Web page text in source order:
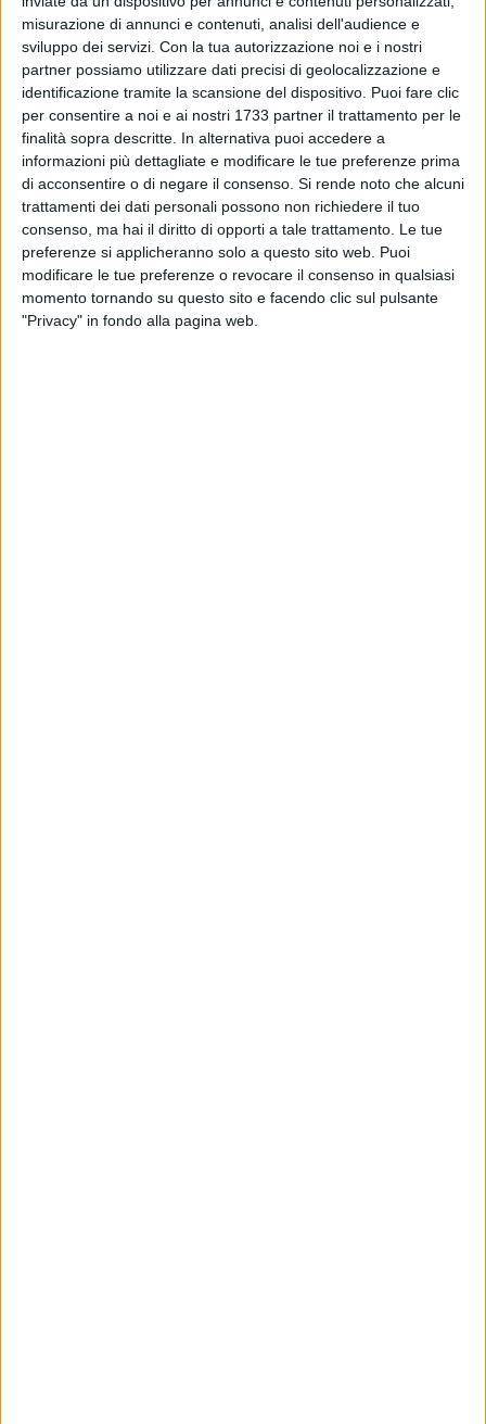
misurazione di annunci e contenuti, analisi dell'audience e
sviluppo dei servizi. Con la tua autorizzazione noi e i nostri
partner possiamo utilizzare dati precisi di geolocalizzazione e
identificazione tramite la scansione del dispositivo. Puoi fare clic
per consentire a noi e ai nostri 1733 partner il trattamento per le
finalità sopra descritte. In alternativa puoi accedere a
informazioni più dettagliate e modificare le tue preferenze prima
di acconsentire o di negare il consenso. Si rende noto che alcuni
trattamenti dei dati personali possono non richiedere il tuo
consenso, ma hai il diritto di opporti a tale trattamento. Le tue
preferenze si applicheranno solo a questo sito web. Puoi
modificare le tue preferenze o revocare il consenso in qualsiasi
momento tornando su questo sito e facendo clic sul pulsante
"Privacy" in fondo alla pagina web.
stesso ha chiesto insistentemente di poter lavare il vetro del
mezzo. Di fronte al rifiuto del conducente, l'extracomunitario
ha reagito violentemente colpendo la portiera ed il cofano
dell'auto con calci e pugni.
I militari, constatati i danni al veicolo, si sono messi sulle
tracce del 48enne rintracciandolo e bloccandolo, poco dopo,
non lontano dai semafori. L'uomo, sprovvisto di documenti, è
stato sottoposto ad accertamenti AFIS per poterne accertare
l'identità. Sul suo conto è risultato anche un provvedimento
di espulsione emesso dalla Questura di Perugia. Tratto in
arresto lo stesso è stato associato presso la casa